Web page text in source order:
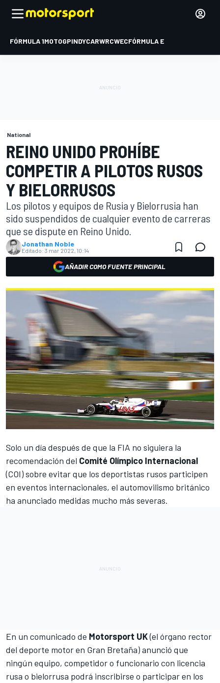
FÓRMULA 1MOTOGPINDYCARWRCWECFÓRMULA E
National
REINO UNIDO PROHÍBE
COMPETIR A PILOTOS RUSOS
Y BIELORRUSOS
Los pilotos y equipos de Rusia y Bielorrusia han
sido suspendidos de cualquier evento de carreras
que se dispute en Reino Unido.
Jonathan Noble
Editado: 3 mar 2022, 10:14
AÑADIR COMO FUENTE PRINCIPAL
Solo un día después de que la FIA no siguiera la
recomendación del Comité Olímpico Internacional
(COI) sobre evitar que los deportistas rusos participen
en eventos internacionales, el automovilismo británico
ha anunciado medidas mucho más severas.
En un comunicado de Motorsport UK(el órgano rector
del deporte motor en Gran Bretaña) anunció que
ningún equipo, competidor o funcionario con licencia
rusa o bielorrusa podrá inscribirse o participar en los